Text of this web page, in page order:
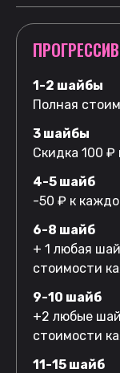
1-2 шайбы
Полная
3 шайбы
Скидка 100 ₽
4-5 шайб
-50 ₽ к
6-8 шайб
+ 1 любая
стоимости
9-10 шайб
+2 любые
стоимости
11-15 шайб